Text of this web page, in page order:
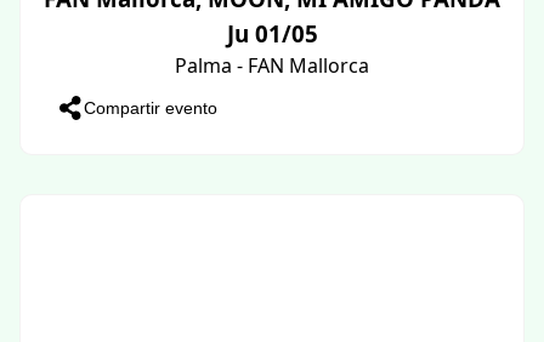
Ju 01/05
Palma - FAN Mallorca
Compartir evento